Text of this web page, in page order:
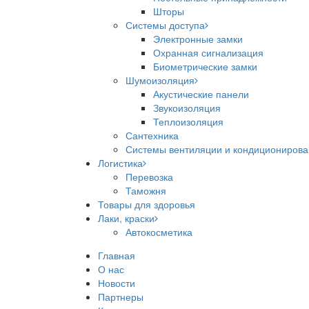
Шторы
Системы доступа
Электронные замки
Охранная сигнализация
Биометрические замки
Шумоизоляция
Акустические панели
Звукоизоляция
Теплоизоляция
Сантехника
Системы вентиляции и
Логистика
Перевозка
Таможня
Товары для здоровья
Лаки, краски
Автокосметика
Главная
О нас
Новости
Партнеры